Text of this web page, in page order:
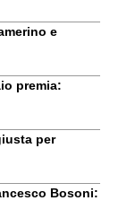
e
premia:
per
Bosoni: